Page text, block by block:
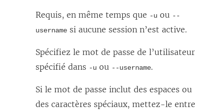
Requis, en même temps que -u ou --
username si aucune session n’est active.
Spécifiez le mot de passe de l’utilisateur
spécifié dans -u ou --username.
Si le mot de passe inclut des espaces ou
des caractères spéciaux, mettez-le entre